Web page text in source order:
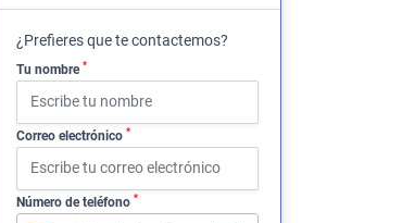
¿Prefieres que te contactemos?
Tu nombre *
Correo electrónico *
Número de teléfono *